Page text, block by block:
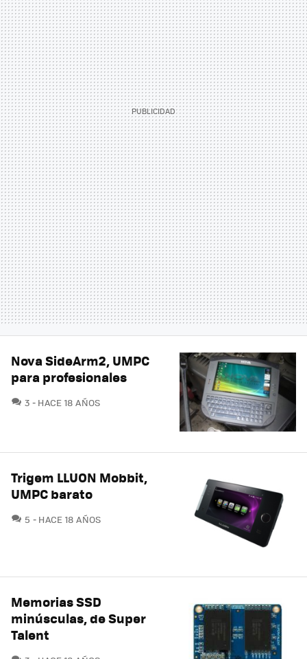
Nova SideArm2, UMPC
para profesionales
3 COMENTARIOS
HACE 18 AÑOS
Trigem LLUON Mobbit,
UMPC barato
5 COMENTARIOS
HACE 18 AÑOS
Memorias SSD
minúsculas, de Super
Talent